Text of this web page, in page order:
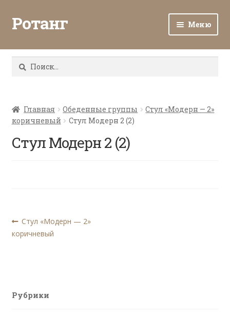
Ротанг Меню
Каталог
Все о ротанге
Ротанг оптом
Найти:
Главная Обеденные группы
Стул «Модерн — 2»
коричневый
Стул Модерн 2 (2)
Стул Модерн 2 (2)
Навигация
по
Предыдущая
запись:
Стул «Модерн — 2»
коричневый
Рубрики